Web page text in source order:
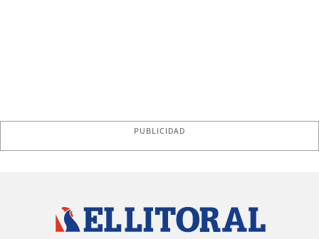
PUBLICIDAD